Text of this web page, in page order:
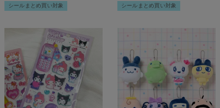
シールまとめ買い対象 シールまとめ買い対象